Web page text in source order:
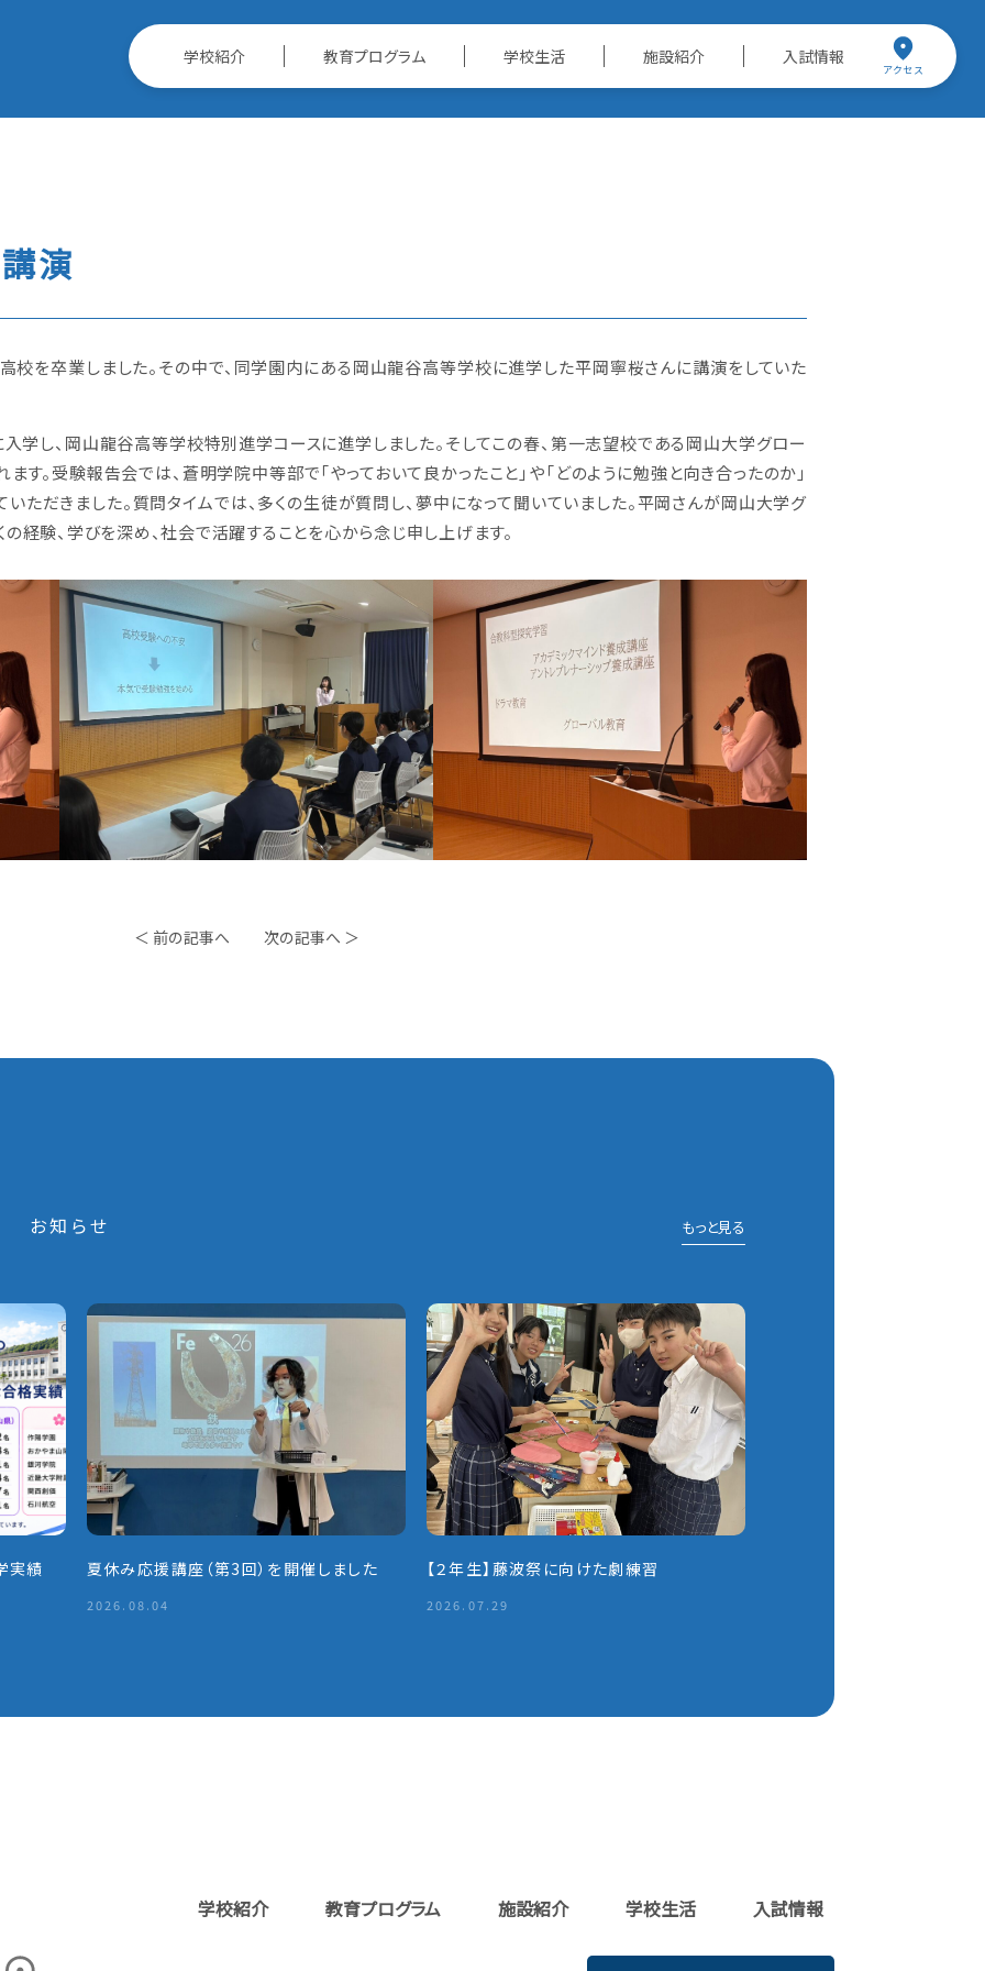
学校紹介 教育プログラム 学校生活 施設紹介 入試情報
アクセス
演
校を卒業しました。その中で、同学園内にある岡山龍谷高等学校に進学した平岡寧桜さんに講演をしていた
学し、岡山龍谷高等学校特別進学コースに進学しました。そしてこの春、第一志望校である岡山大学グロー
す。受験報告会では、蒼明学院中等部で「やっておいて良かったこと」や「どのように勉強と向き合ったのか」
ただきました。質問タイムでは、多くの生徒が質問し、夢中になって聞いていました。平岡さんが岡山大学グ
の経験、学びを深め、社会で活躍することを心から念じ申し上げます。
＜ 前の記事へ 次の記事へ ＞
お知らせ もっと見る
績 夏休み応援講座（第3回）を開催しました
2026.08.04
【２年生】藤波祭に向けた劇練習
2026.07.29
学校紹介 教育プログラム 施設紹介 学校生活 入試情報